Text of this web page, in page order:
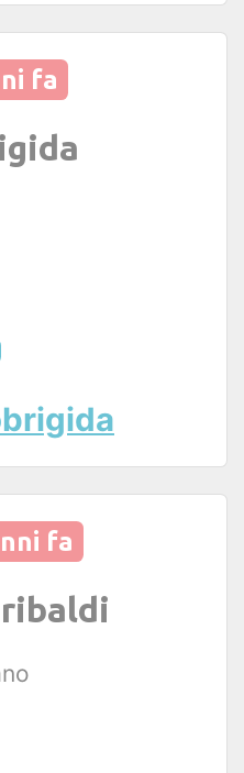
fa
fa